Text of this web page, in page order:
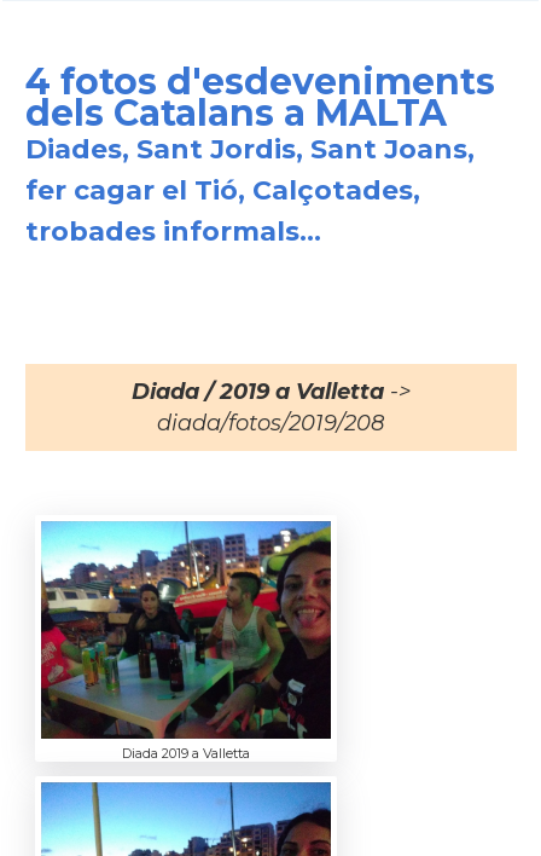
4 fotos d'esdeveniments
dels Catalans a MALTA
Diades, Sant Jordis, Sant Joans,
fer cagar el Tió, Calçotades,
trobades informals...
Diada / 2019 a Valletta->
diada/fotos/2019/208
Diada 2019 a Valletta